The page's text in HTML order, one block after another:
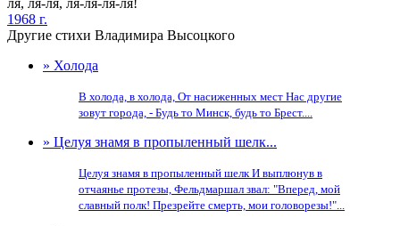
ля, ля-ля, ля-ля-ля-ля!
1968 г.
Другие стихи Владимира Высоцкого
» Холода
В холода, в холода, От насиженных мест Нас другие
зовут города, - Будь то Минск, будь то Брест....
» Целуя знамя в пропыленный шелк...
Целуя знамя в пропыленный шелк И выплюнув в
отчаянье протезы, Фельдмаршал звал: "Вперед, мой
славный полк! Презрейте смерть, мои головорезы!"...